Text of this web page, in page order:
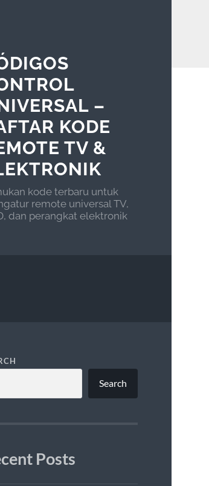
–
KODE
TV &
kode terbaru untuk
remote universal TV,
dan perangkat elektronik
Search
Posts